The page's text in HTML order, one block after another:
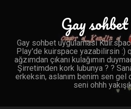
Gay
Gay sohbet uygulaması
Play'de kuirspace yazabilirsin :)
ağzımdan çıkanı kulağımın
Şirretimden kork lubunya ? ?
erkeksin, aslanım benim sen gel
seni ohhh